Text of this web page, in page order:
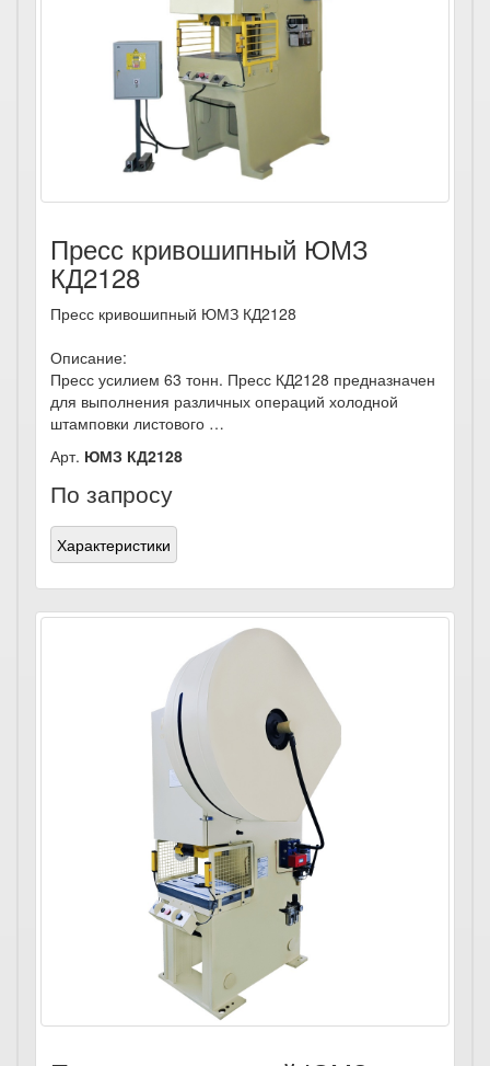
Пресс кривошипный ЮМЗ
КД2128
Пресс кривошипный ЮМЗ КД2128
Описание:
Пресс усилием 63 тонн. Пресс КД2128 предназначен
для выполнения различных операций холодной
штамповки листового …
Арт. ЮМЗ КД2128
По запросу
Характеристики